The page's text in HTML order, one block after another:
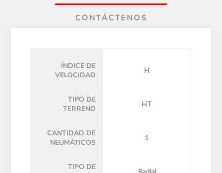
CONTÁCTENOS
ÍNDICE DE
VELOCIDAD
H
TIPO DE
TERRENO
HT
CANTIDAD DE
NEUMÁTICOS
1
TIPO DE